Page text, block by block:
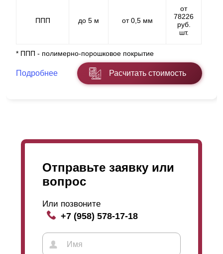
ППП до 5 м от 0,5 мм
от
78226
руб.
шт.
* ППП - полимерно-порошковое покрытие
Подробнее Расчитать стоимость
Отправьте заявку или
вопрос
Или позвоните
+7 (958) 578-17-18